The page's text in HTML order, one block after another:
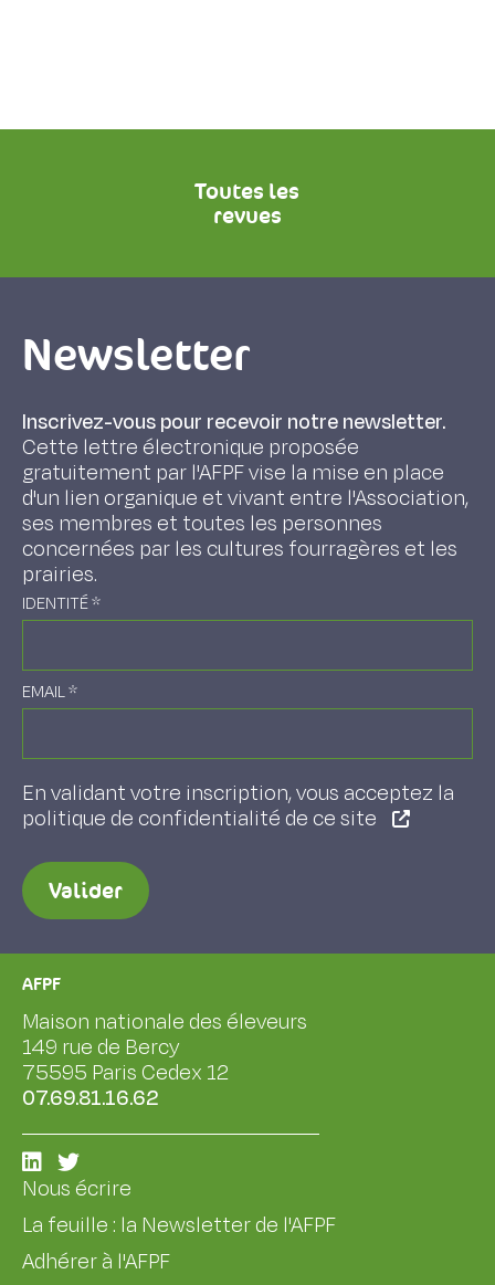
Toutes les
revues
Newsletter
Inscrivez-vous pour recevoir notre newsletter.
Cette lettre électronique proposée
gratuitement par l'AFPF vise la mise en place
d'un lien organique et vivant entre l'Association,
ses membres et toutes les personnes
concernées par les cultures fourragères et les
prairies.
IDENTITÉ*
EMAIL*
En validant votre inscription, vous acceptez la
politique de confidentialité de ce site
Valider
AFPF
Maison nationale des éleveurs
149 rue de Bercy
75595 Paris Cedex 12
07.69.81.16.62
Nous écrire
La feuille : la Newsletter de l'AFPF
Adhérer à l'AFPF